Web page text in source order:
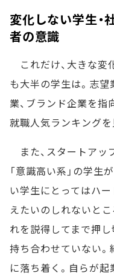
変化しない学生・
者の意識
これだけ、大きな変
も大半の学生は。志望
業、ブランド企業を指
就職人気ランキングを
また、スタートアッ
「意識高い系」の学生
い学生にとってはハ
えたいのしれないと
れを説得してまで押
持ち合わせていない。
に落ち着く。自らが